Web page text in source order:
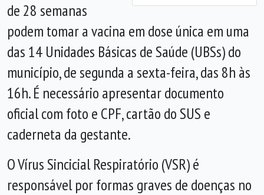
de 28 semanas
podem tomar a vacina em dose única em uma
das 14 Unidades Básicas de Saúde (UBSs) do
município, de segunda a sexta-feira, das 8h às
16h. É necessário apresentar documento
oficial com foto e CPF, cartão do SUS e
caderneta da gestante.
O Vírus Sincicial Respiratório (VSR) é
responsável por formas graves de doenças no